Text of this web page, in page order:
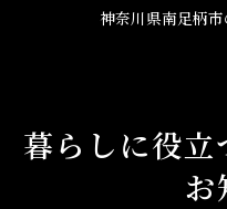
神奈川県南足柄
暮らしに役立
お